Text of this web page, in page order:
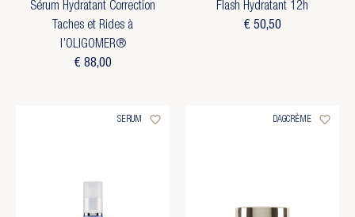
Sérum Hydratant Correction
Taches et Rides à
l’OLIGOMER®
€ 88,00
Flash Hydratant 12h
€ 50,50
SERUM favorite_border DAGCRÈME favorite_border